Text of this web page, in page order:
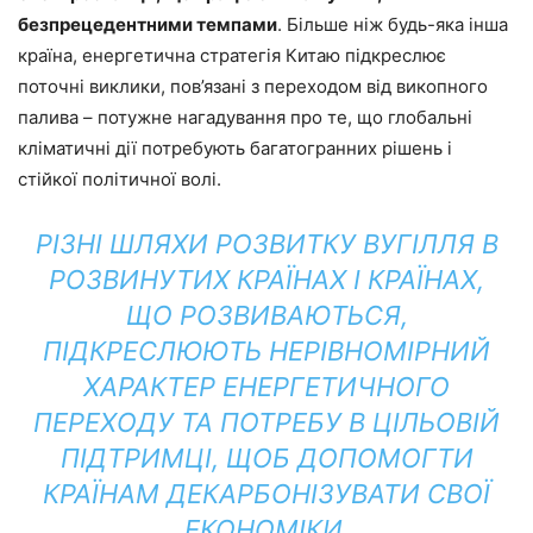
безпрецедентними темпами. Більше ніж будь-яка інша
країна, енергетична стратегія Китаю підкреслює
поточні виклики, пов’язані з переходом від викопного
палива – потужне нагадування про те, що глобальні
кліматичні дії потребують багатогранних рішень і
стійкої політичної волі.
РІЗНІ ШЛЯХИ РОЗВИТКУ ВУГІЛЛЯ В
РОЗВИНУТИХ КРАЇНАХ І КРАЇНАХ,
ЩО РОЗВИВАЮТЬСЯ,
ПІДКРЕСЛЮЮТЬ НЕРІВНОМІРНИЙ
ХАРАКТЕР ЕНЕРГЕТИЧНОГО
ПЕРЕХОДУ ТА ПОТРЕБУ В ЦІЛЬОВІЙ
ПІДТРИМЦІ, ЩОБ ДОПОМОГТИ
КРАЇНАМ ДЕКАРБОНІЗУВАТИ СВОЇ